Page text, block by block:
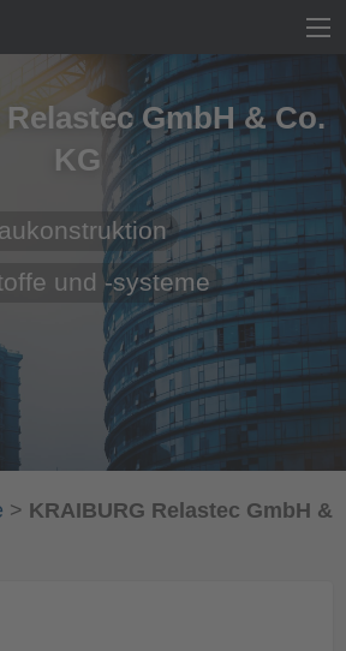
GmbH & Co.
KG
und -systeme
> KRAIBURG Relastec GmbH &